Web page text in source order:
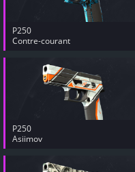
P250
Contre-courant
P250
Asiimov